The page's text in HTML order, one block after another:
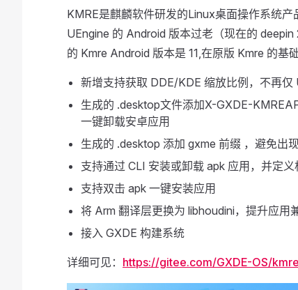
KMRE是麒麟软件研发的Linux桌面操作系统
UEngine 的 Android 版本过老（现在的
的 Kmre Android 版本是 11,在原版 Kmre 的基
新增支持获取 DDE/KDE 缩放比例，不再仅
生成的 .desktop文件添加X-GXDE-
一键卸载安卓应用
生成的 .desktop 添加 gxme 前缀 ，避免出
支持通过 CLI 安装或卸载 apk 应用，并定
支持双击 apk 一键安装应用
将 Arm 翻译层更换为 libhoudini，提升应用
接入 GXDE 构建系统
详细可见： https://gitee.com/GXDE-OS/kmre